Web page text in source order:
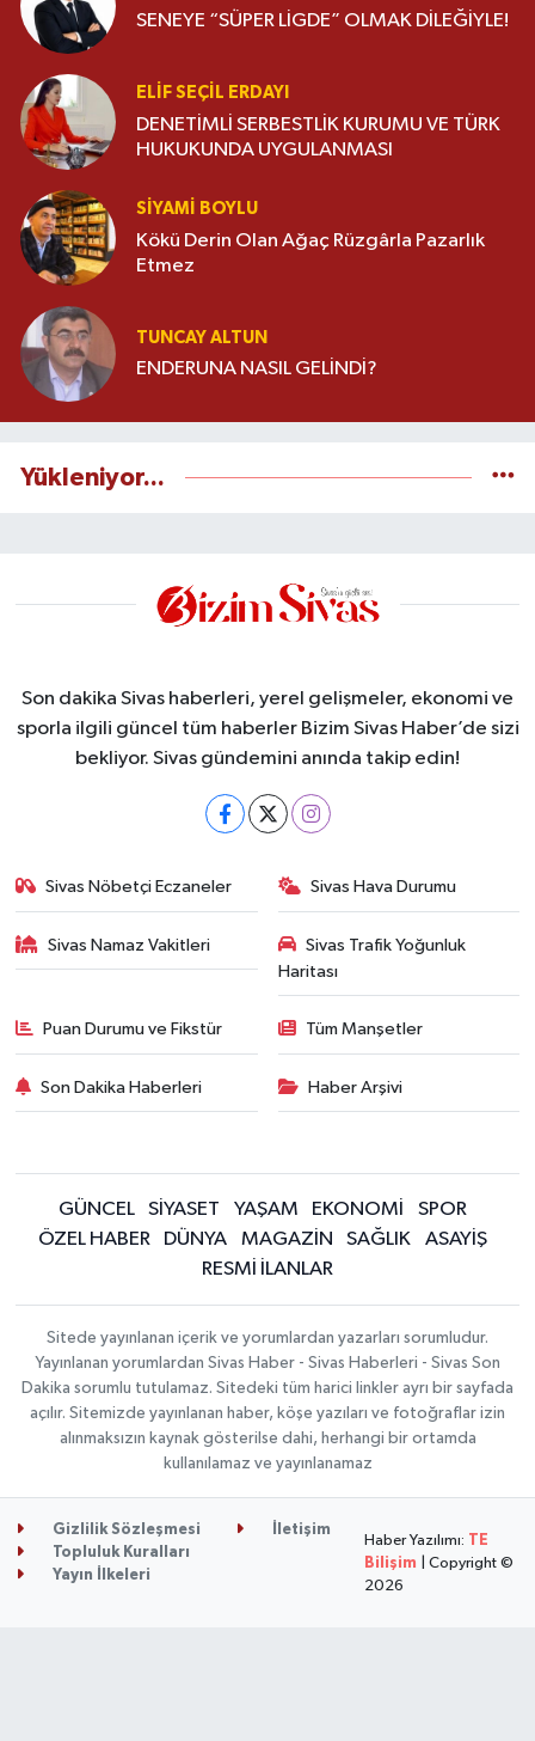
SENEYE “SÜPER LİGDE” OLMAK DİLEĞİYLE!
ELIF SEÇIL ERDAYI
DENETİMLİ SERBESTLİK KURUMU VE TÜRK
HUKUKUNDA UYGULANMASI
SIYAMI BOYLU
Kökü Derin Olan Ağaç Rüzgârla Pazarlık
Etmez
TUNCAY ALTUN
ENDERUNA NASIL GELİNDİ?
Yükleniyor...
Son dakika Sivas haberleri, yerel gelişmeler, ekonomi ve
sporla ilgili güncel tüm haberler Bizim Sivas Haber’de sizi
bekliyor. Sivas gündemini anında takip edin!
Sivas Nöbetçi Eczaneler Sivas Hava Durumu
Sivas Namaz Vakitleri
Sivas Trafik Yoğunluk
Haritası
Puan Durumu ve Fikstür Tüm Manşetler
Son Dakika Haberleri Haber Arşivi
GÜNCEL SİYASET YAŞAM EKONOMİ
SPOR
ÖZEL HABER
DÜNYA MAGAZİN SAĞLIK
ASAYİŞ
RESMİ İLANLAR
Sitede yayınlanan içerik ve yorumlardan yazarları sorumludur.
Yayınlanan yorumlardan Sivas Haber - Sivas Haberleri - Sivas Son
Dakika sorumlu tutulamaz. Sitedeki tüm harici linkler ayrı bir sayfada
açılır. Sitemizde yayınlanan haber, köşe yazıları ve fotoğraflar izin
alınmaksızın kaynak gösterilse dahi, herhangi bir ortamda
kullanılamaz ve yayınlanamaz
Gizlilik Sözleşmesi
İletişim
Topluluk Kuralları
Yayın İlkeleri
Haber Yazılımı: TE
Bilişim | Copyright ©
2026